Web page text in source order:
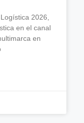
2026,
en el canal
en